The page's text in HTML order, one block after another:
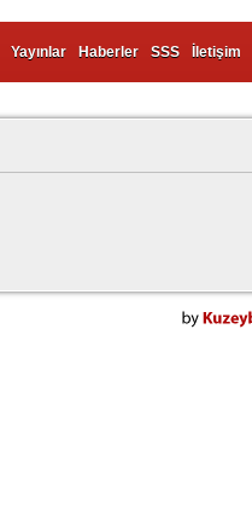
Yayınlar Haberler SSS İletişim